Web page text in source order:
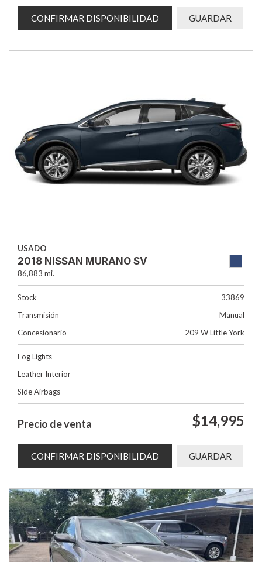
CONFIRMAR DISPONIBILIDAD GUARDAR
USADO
2018 NISSAN MURANO SV
86,883 mi.
Stock
33869
Transmisión
Manual
Concesionario
209 W Little York
Fog Lights
Leather Interior
Side Airbags
Precio de venta $14,995
CONFIRMAR DISPONIBILIDAD GUARDAR